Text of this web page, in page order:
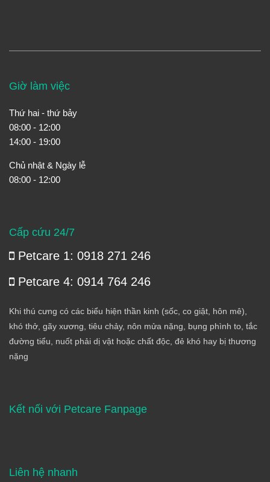
Giờ làm việc
Thứ hai - thứ bảy
08:00 - 12:00
14:00 - 19:00
Chủ nhật & Ngày lễ
08:00 - 12:00
Cấp cứu 24/7
Petcare 1: 0918 271 246
Petcare 4: 0914 764 246
Khi thú cưng có các biểu hiện thần kinh (sốc, co giật, hôn mê),
khó thở, gãy xương, tiêu chảy, nôn mửa nặng, bụng phình to, tắc
đường tiểu, nuốt phải dị vật hoặc chất độc, đẻ khó hay bị thương
nặng
Kết nối với Petcare Fanpage
Liên hệ nhanh